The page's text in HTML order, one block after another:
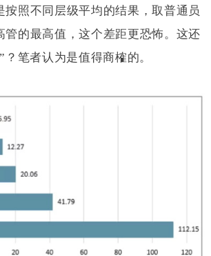
按照不同层级平均的结果，取普通员
管的最高值，这个差距更恐怖。这还
笔者认为是值得商榷的。